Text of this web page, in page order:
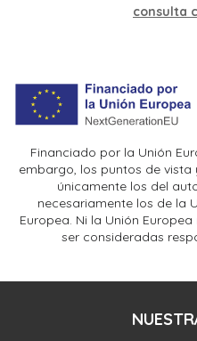
consulta
Financiado por la Unión
embargo, los puntos de
únicamente los del
necesariamente los de la
Europea. Ni la Unión
ser consideradas